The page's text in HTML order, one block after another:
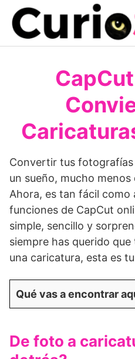
Saltar
contenido
Convertir tus
un sueño, mucho
Ahora, es tan fácil como
funciones de CapCut
simple, sencillo y
siempre has querido
una caricatura, esta es
Qué vas a encontrar
De foto a